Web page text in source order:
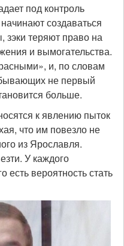
под контроль
создаваться
теряют право на
и вымогательства.
и, по словам
не первый
больше.
к явлению пыток
что им повезло не
из Ярославля.
У каждого
есть вероятность стать